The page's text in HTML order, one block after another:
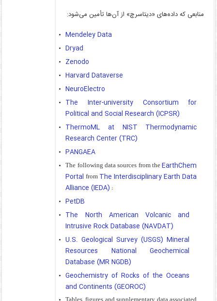
منابعی که داده‌های «دیتاسرچ» از آن‌ها تأمین می‌شود:
Mendeley Data
Dryad
Zenodo
Harvard Dataverse
NeuroElectro
The Inter-university Consortium for
Political and Social Research (ICPSR)
ThermoML at NIST Thermodynamic
Research Center (TRC)
PANGAEA
The following data sources from the EarthChem
Portal from The Interdisciplinary Earth Data
Alliance (IEDA) :
PetDB
The North American Volcanic and
Intrusive Rock Database (NAVDAT)
U.S. Geological Survey (USGS) Mineral
Resources National Geochemical
Database (MR NGDB)
Geochemistry of Rocks of the Oceans
and Continents (GEOROC)